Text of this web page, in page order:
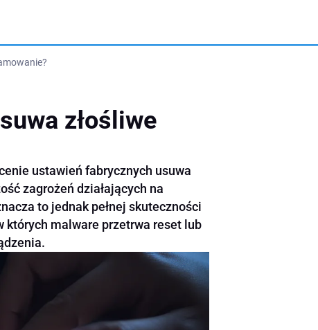
złośliwe
ustawień fabrycznych usuwa
zagrożeń działających na
to jednak pełnej skuteczności
których malware przetrwa reset lub